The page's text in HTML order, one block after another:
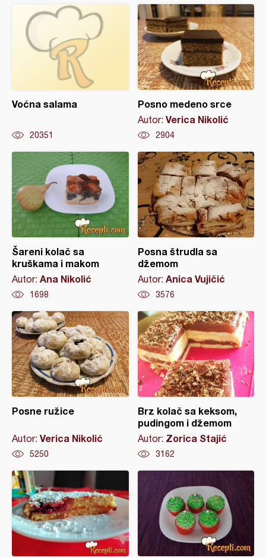
Voćna salama
20351
Posno medeno srce
Autor: Verica Nikolić
2904
Šareni kolač sa
kruškama i makom
Autor: Ana Nikolić
1698
Posna štrudla sa
džemom
Autor: Anica Vujičić
3576
Posne ružice
Autor: Verica Nikolić
5250
Brz kolač sa keksom,
pudingom i džemom
Autor: Zorica Stajić
3162